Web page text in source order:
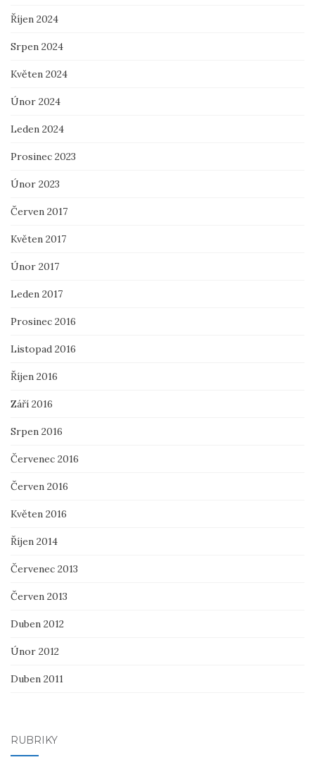
Říjen 2024
Srpen 2024
Květen 2024
Únor 2024
Leden 2024
Prosinec 2023
Únor 2023
Červen 2017
Květen 2017
Únor 2017
Leden 2017
Prosinec 2016
Listopad 2016
Říjen 2016
Září 2016
Srpen 2016
Červenec 2016
Červen 2016
Květen 2016
Říjen 2014
Červenec 2013
Červen 2013
Duben 2012
Únor 2012
Duben 2011
RUBRIKY